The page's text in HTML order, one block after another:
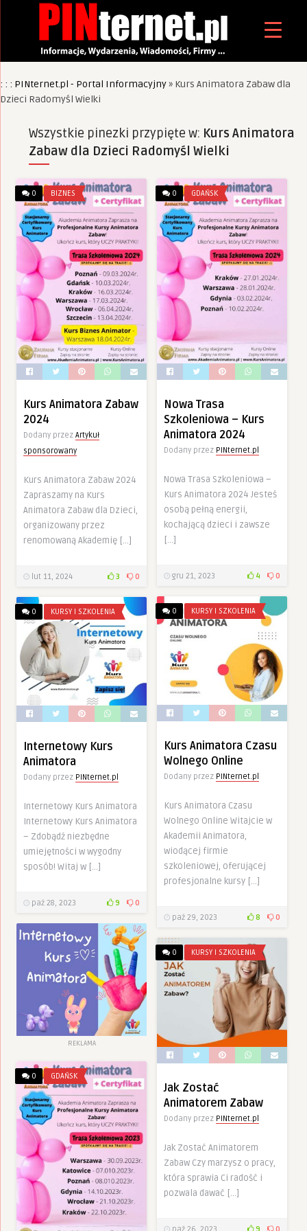
: : : PINternet.pl - Portal Informacyjny» Kurs Animatora Zabaw dla
Dzieci Radomyśl Wielki
Wszystkie pinezki przypięte w: Kurs Animatora
Zabaw dla Dzieci Radomyśl Wielki
0 BIZNES
Kurs Animatora Zabaw
2024
Dodany przez Artykuł
sponsorowany
Kurs Animatora Zabaw 2024
Zapraszamy na Kurs
Animatora Zabaw dla Dzieci,
organizowany przez
renomowaną Akademię […]
lut 11, 2024 3 0
0 GDAŃSK
Nowa Trasa
Szkoleniowa – Kurs
Animatora 2024
Dodany przez PINternet.pl
Nowa Trasa Szkoleniowa –
Kurs Animatora 2024 Jesteś
osobą pełną energii,
kochającą dzieci i zawsze
[…]
gru 21, 2023 4 0
0 KURSY I SZKOLENIA
Kurs Animatora Czasu
Wolnego Online
Dodany przez PINternet.pl
Kurs Animatora Czasu
Wolnego Online Witajcie w
Akademii Animatora,
wiodącej firmie
szkoleniowej, oferującej
profesjonalne kursy […]
paź 29, 2023 8 0
0 KURSY I SZKOLENIA
Internetowy Kurs
Animatora
Dodany przez PINternet.pl
Internetowy Kurs Animatora
Internetowy Kurs Animatora
– Zdobądź niezbędne
umiejętności w wygodny
sposób! Witaj w […]
paź 28, 2023 9 0
REKLAMA
0 KURSY I SZKOLENIA
Jak Zostać
Animatorem Zabaw
Dodany przez PINternet.pl
Jak Zostać Animatorem
Zabaw Czy marzysz o pracy,
która sprawia Ci radość i
pozwala dawać […]
0 GDAŃSK